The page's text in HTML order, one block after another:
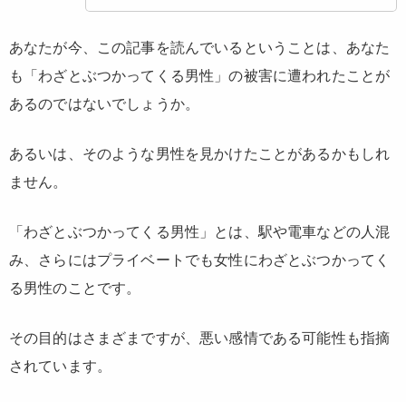
あなたが今、この記事を読んでいるということは、あなた
も「わざとぶつかってくる男性」の被害に遭われたことが
あるのではないでしょうか。
あるいは、そのような男性を見かけたことがあるかもしれ
ません。
「わざとぶつかってくる男性」とは、駅や電車などの人混
み、さらにはプライベートでも女性にわざとぶつかってく
る男性のことです。
その目的はさまざまですが、悪い感情である可能性も指摘
されています。